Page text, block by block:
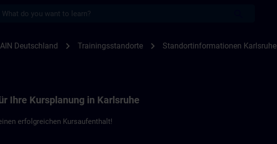
Deutschland chevron_right Trainingsstandorte chevron_right Standortinformationen Karlsruhe
Ihre Kursplanung in Karlsruhe
erfolgreichen Kursaufenthalt!